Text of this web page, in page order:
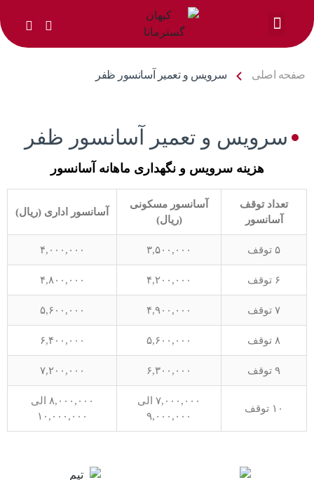
صفحه اصلی سرویس و تعمیر آسانسور ظفر
سرویس و تعمیر آسانسور ظفر
هزینه سرویس و نگهداری ماهانه آسانسور
تعداد توقف
آسانسور
آسانسور مسکونی
(ریال)
آسانسور اداری (ریال)
۵ توقف ۳,۵۰۰,۰۰۰ ۴,۰۰۰,۰۰۰
۶ توقف ۴,۲۰۰,۰۰۰ ۴,۸۰۰,۰۰۰
۷ توقف ۴,۹۰۰,۰۰۰ ۵,۶۰۰,۰۰۰
۸ توقف ۵,۶۰۰,۰۰۰ ۶,۴۰۰,۰۰۰
۹ توقف ۶,۳۰۰,۰۰۰ ۷,۲۰۰,۰۰۰
۱۰ توقف
۷,۰۰۰,۰۰۰ الی
۹,۰۰۰,۰۰۰
۸,۰۰۰,۰۰۰ الی
۱۰,۰۰۰,۰۰۰